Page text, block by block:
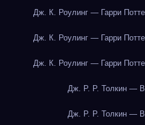
Дж. К. Роулинг — Гарри
Дж. К. Роулинг — Гарри
Дж. К. Роулинг — Гарри
Дж. Р. Р. Толкин —
Дж. Р. Р. Толкин —